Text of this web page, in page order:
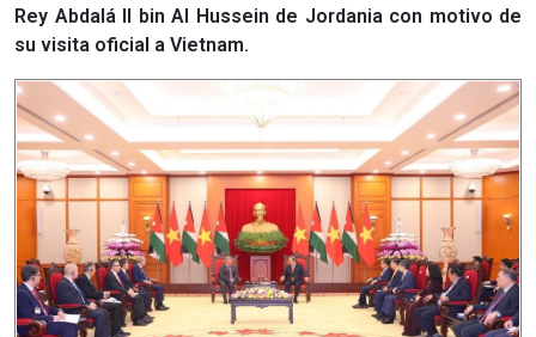
Rey Abdalá II bin Al Hussein de Jordania con motivo de
su visita oficial a Vietnam.